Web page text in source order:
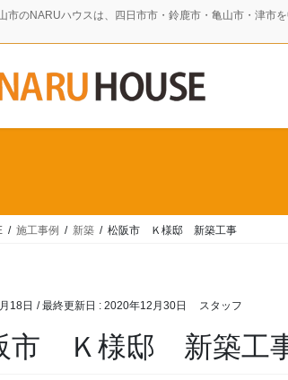
市のNARUハウスは、四日市市・鈴鹿市・亀山市・津市
施工事例 新築 松阪市 Ｋ様邸 新築工事
18日 / 最終更新日 : 2020年12月30日 スタッフ
阪市 Ｋ様邸 新築工